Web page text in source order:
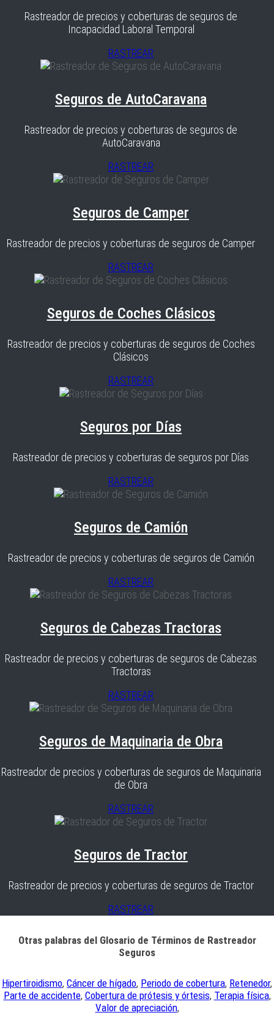
Rastreador de precios y coberturas de seguros de
Incapacidad Laboral Temporal
RASTREAR
Seguros de AutoCaravana
Rastreador de precios y coberturas de seguros de
AutoCaravana
RASTREAR
Seguros de Camper
Rastreador de precios y coberturas de seguros de Camper
RASTREAR
Seguros de Coches Clásicos
Rastreador de precios y coberturas de seguros de Coches
Clásicos
RASTREAR
Seguros por Días
Rastreador de precios y coberturas de seguros por Días
RASTREAR
Seguros de Camión
Rastreador de precios y coberturas de seguros de Camión
RASTREAR
Seguros de Cabezas Tractoras
Rastreador de precios y coberturas de seguros de Cabezas
Tractoras
RASTREAR
Seguros de Maquinaria de Obra
Rastreador de precios y coberturas de seguros de Maquinaria
de Obra
RASTREAR
Seguros de Tractor
Rastreador de precios y coberturas de seguros de Tractor
RASTREAR
Otras palabras del Glosario de Términos de Rastreador
Seguros
Hipertiroidismo, Cáncer de hígado, Periodo de cobertura, Retenedor,
Parte de accidente, Cobertura de prótesis y órtesis, Terapia física,
Valor de apreciación,